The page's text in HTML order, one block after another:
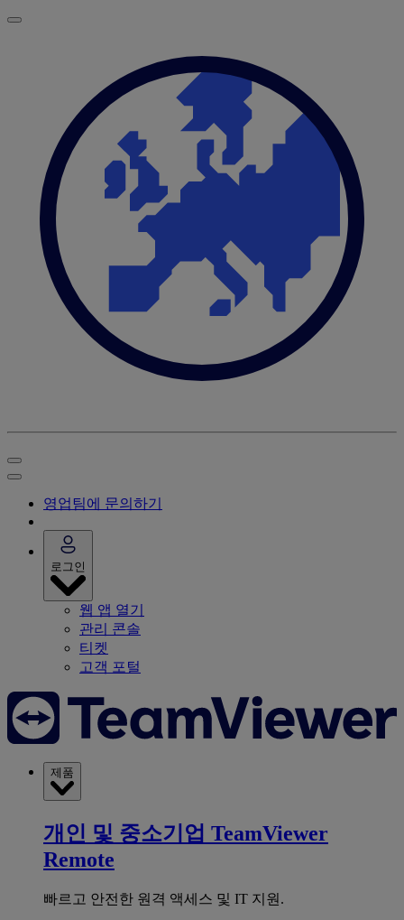
영업팀에 문의하기
로그인
웹 앱 열기
관리 콘솔
티켓
고객 포털
제품
개인 및 중소기업 TeamViewer
Remote
빠르고 안전한 원격 액세스 및 IT 지원.